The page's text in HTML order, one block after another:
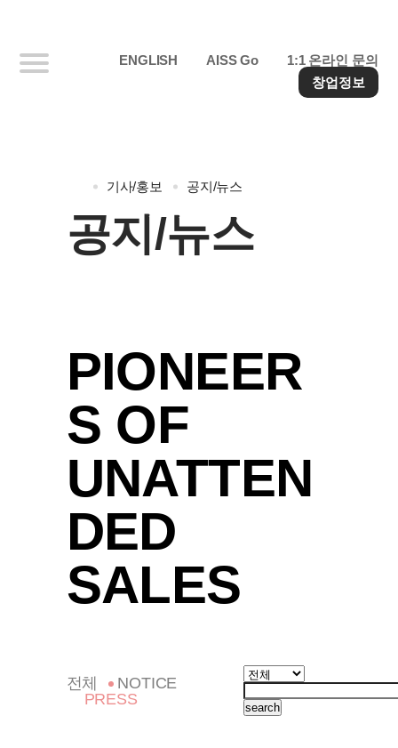
ENGLISH AISS Go
1:1 온라인 문의
창업정보
기사/홍보 공지/뉴스
공지/뉴스
PIONEER
S OF
UNATTEN
DED
SALES
전체
NOTICE
PRESS
search